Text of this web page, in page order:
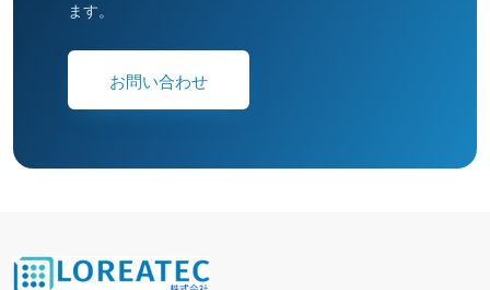
ます。
お問い合わせ